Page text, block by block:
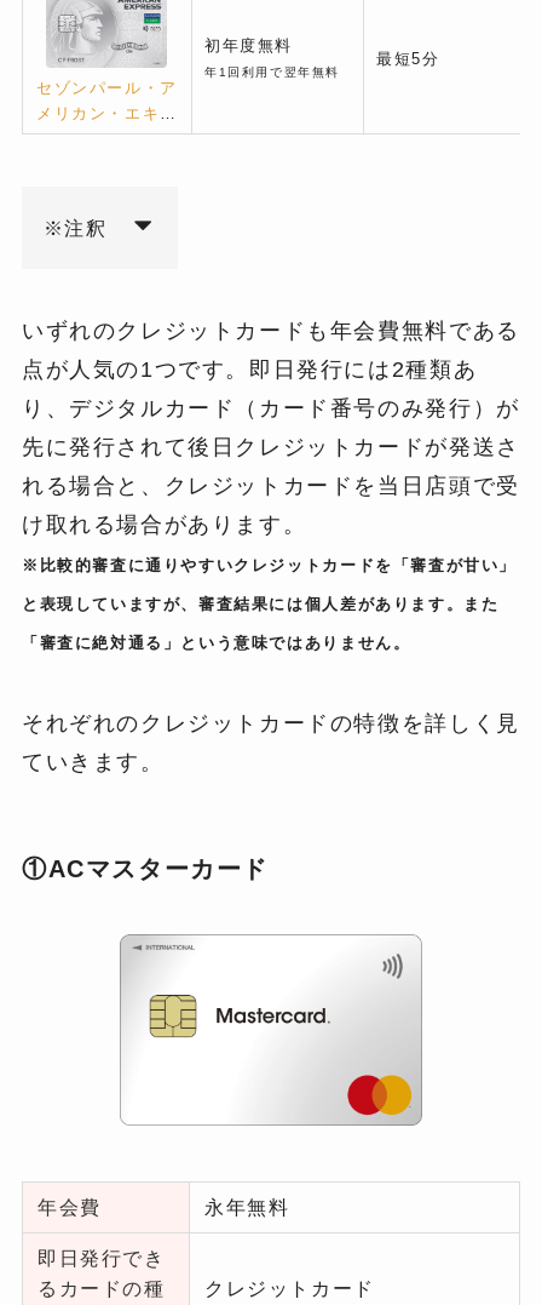
セゾンパール・ア
メリカン・エキス
プレス Digital
初年度無料
年1回利用で翌年無料
最短5分
※注釈
いずれのクレジットカードも年会費無料である
点が人気の1つです。即日発行には2種類あ
り、デジタルカード（カード番号のみ発行）が
先に発行されて後日クレジットカードが発送さ
れる場合と、クレジットカードを当日店頭で受
け取れる場合があります。
※比較的審査に通りやすいクレジットカードを「審査が甘い」
と表現していますが、審査結果には個人差があります。また
「審査に絶対通る」という意味ではありません。
それぞれのクレジットカードの特徴を詳しく見
ていきます。
①ACマスターカード
年会費 永年無料
即日発行でき
るカードの種
クレジットカード